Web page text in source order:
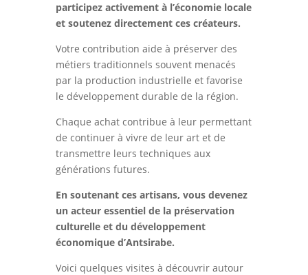
participez activement à l’économie locale
et soutenez directement ces créateurs.
Votre contribution aide à préserver des
métiers traditionnels souvent menacés
par la production industrielle et favorise
le développement durable de la région.
Chaque achat contribue à leur permettant
de continuer à vivre de leur art et de
transmettre leurs techniques aux
générations futures.
En soutenant ces artisans, vous devenez
un acteur essentiel de la préservation
culturelle et du développement
économique d’Antsirabe.
Voici quelques visites à découvrir autour